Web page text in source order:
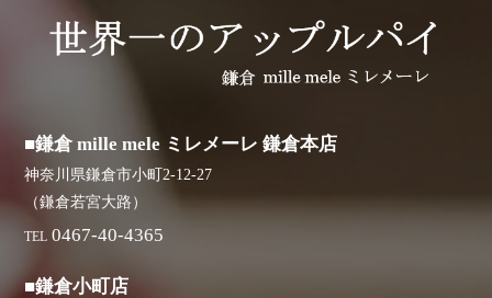
■鎌倉 mille mele ミレメーレ 鎌倉本店
神奈川県鎌倉市小町2-12-27
（鎌倉若宮大路）
TEL 0467-40-4365
■鎌倉小町店